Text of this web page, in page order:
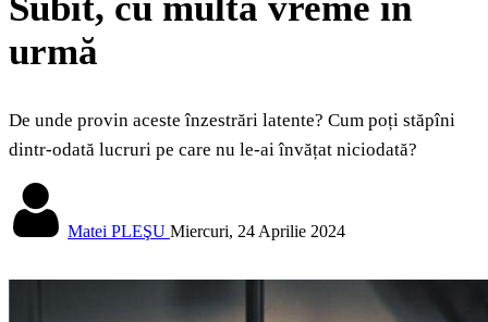
urmă
De unde provin aceste înzestrări latente? Cum poți stăpîni
dintr-odată lucruri pe care nu le-ai învățat niciodată?
Matei PLEŞU Miercuri, 24 Aprilie 2024